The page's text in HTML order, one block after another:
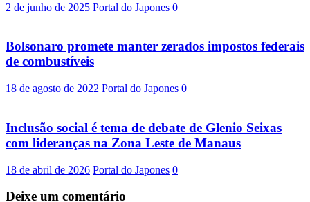
2 de junho de 2025 Portal do Japones 0
Bolsonaro promete manter zerados impostos federais
de combustíveis
18 de agosto de 2022 Portal do Japones 0
Inclusão social é tema de debate de Glenio Seixas
com lideranças na Zona Leste de Manaus
18 de abril de 2026 Portal do Japones 0
Deixe um comentário